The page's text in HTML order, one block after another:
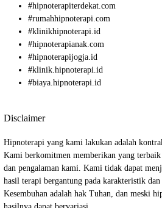
#hipnoterapiterdekat.com
#rumahhipnoterapi.com
#klinikhipnoterapi.id
#hipnoterapianak.com
#hipnoterapijogja.id
#klinik.hipnoterapi.id
#biaya.hipnoterapi.id
Disclaimer
Hipnoterapi yang kami lakukan adalah
Kami berkomitmen memberikan yang terbaik
dan pengalaman kami. Kami tidak dapat
hasil terapi bergantung pada karakteristik
Kesembuhan adalah hak Tuhan, dan meski